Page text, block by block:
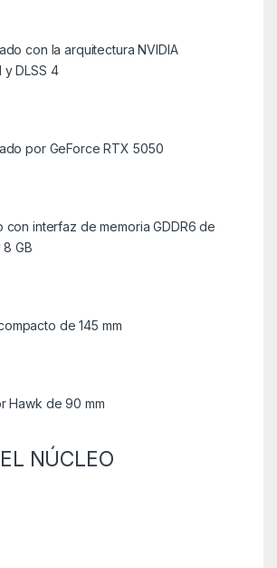
con la arquitectura NVIDIA
y DLSS 4
por GeForce RTX 5050
con interfaz de memoria GDDR6 de
8 GB
de 145 mm
Hawk de 90 mm
NÚCLEO